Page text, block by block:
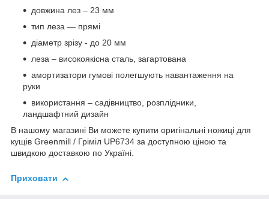
довжина лез – 23 мм
тип леза — прямі
діаметр зрізу - до 20 мм
леза – високоякісна сталь, загартована
амортизатори гумові полегшують навантаження на
руки
використання – садівництво, розплідники,
ландшафтний дизайн
В нашому магазині Ви можете купити оригінальні ножиці для
кущів Greenmill / Гріміл UP6734 за доступною ціною та
швидкою доставкою по Україні.
Приховати